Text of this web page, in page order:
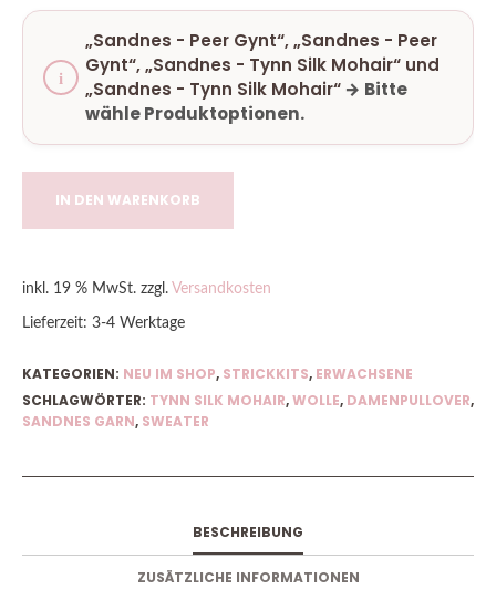
„Sandnes - Peer Gynt“, „Sandnes - Peer
Gynt“, „Sandnes - Tynn Silk Mohair“ und
„Sandnes - Tynn Silk Mohair“ → Bitte
wähle Produktoptionen.
IN DEN WARENKORB
inkl. 19 % MwSt. zzgl. Versandkosten
Lieferzeit: 3-4 Werktage
KATEGORIEN: NEU IM SHOP, STRICKKITS, ERWACHSENE
SCHLAGWÖRTER: TYNN SILK MOHAIR,WOLLE, DAMENPULLOVER,
SANDNES GARN, SWEATER
BESCHREIBUNG
ZUSÄTZLICHE INFORMATIONEN